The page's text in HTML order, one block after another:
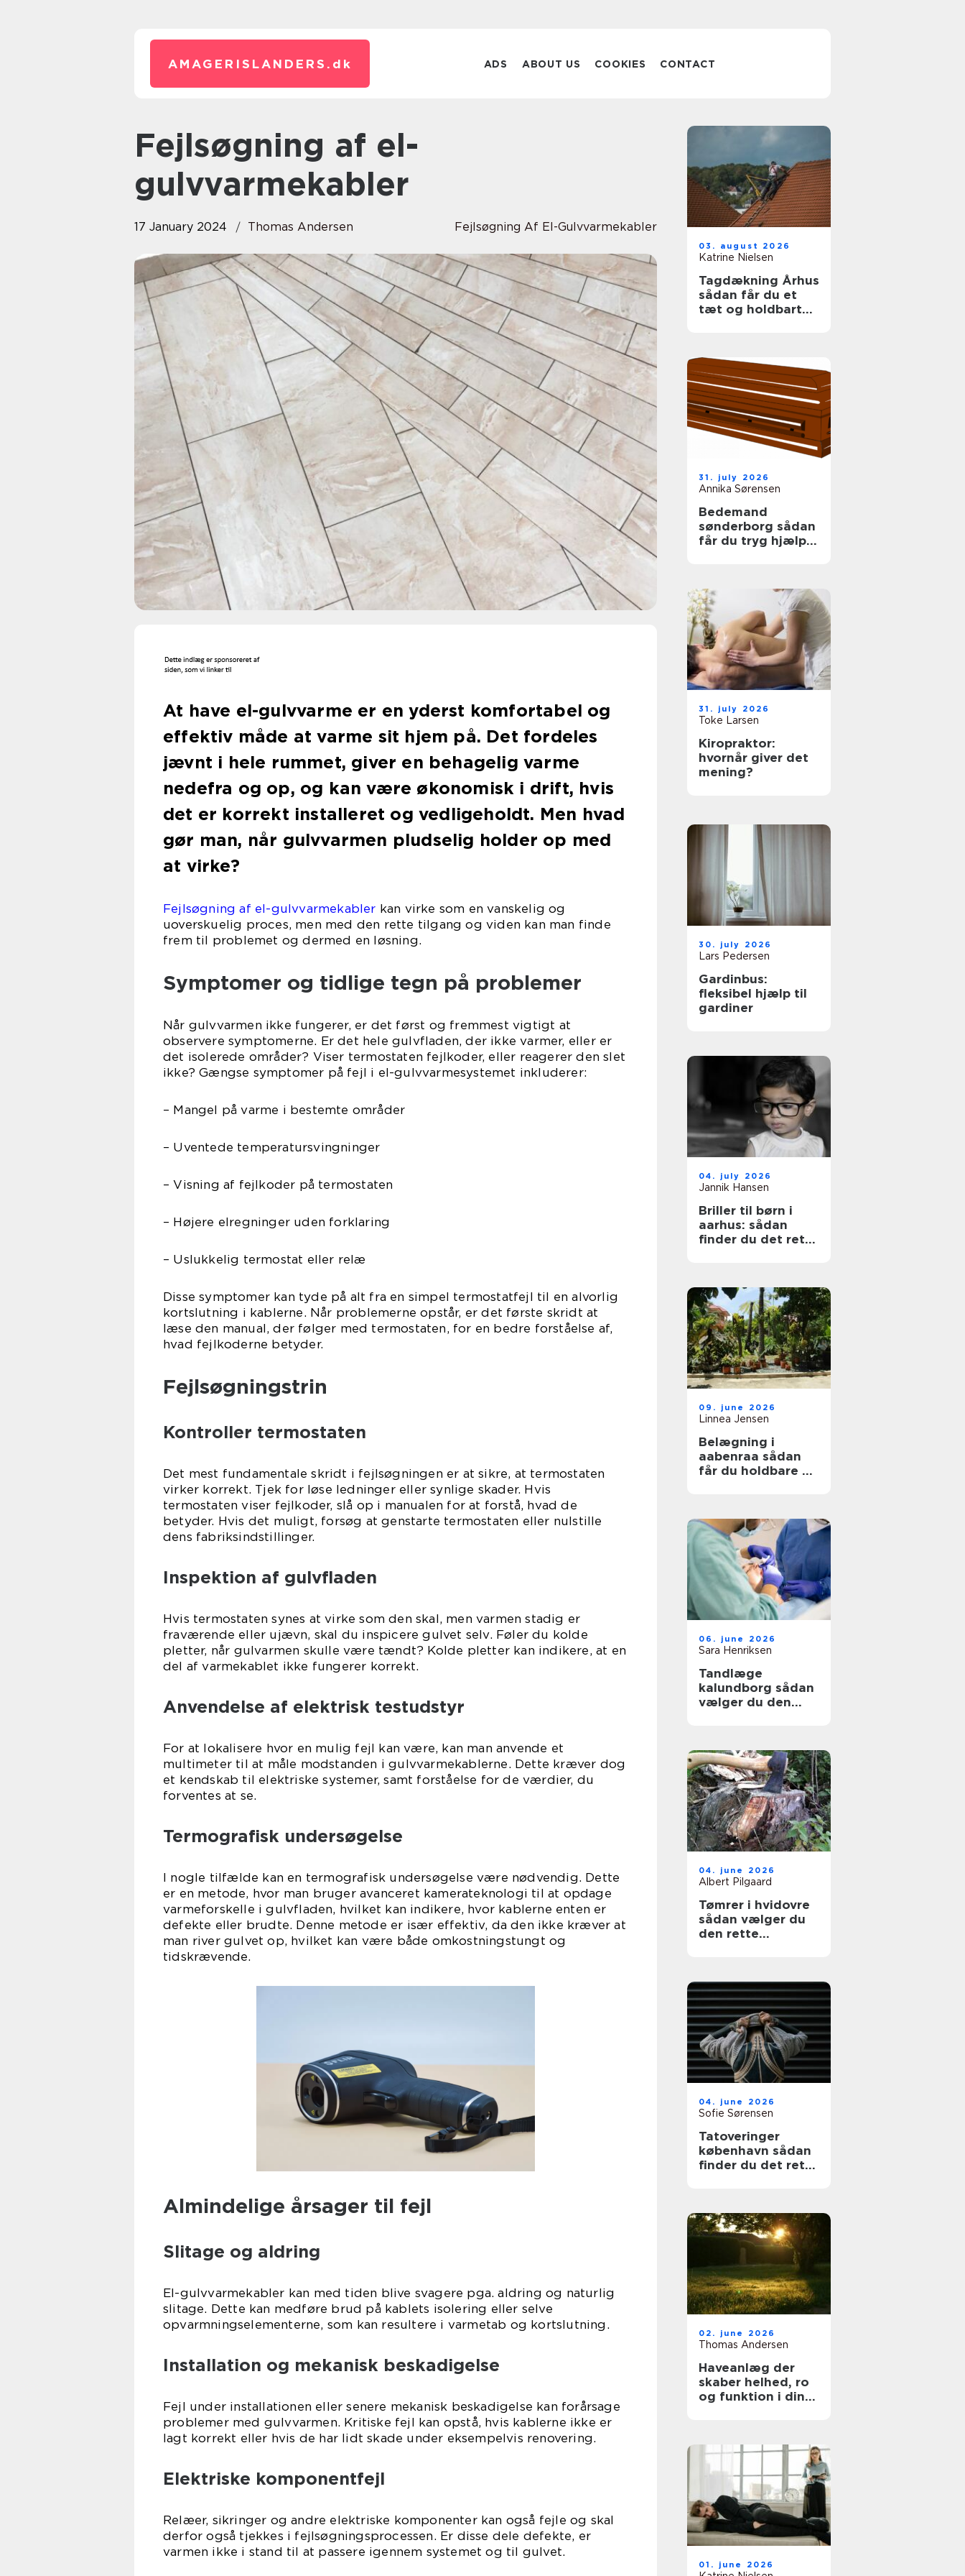
AMAGERISLANDERS. dk ADS ABOUT US COOKIES CONTACT
Fejlsøgning af el-
gulvvarmekabler
17 January 2024 Thomas Andersen Fejlsøgning Af El-Gulvvarmekabler
At have el-gulvvarme er en yderst komfortabel og
effektiv måde at varme sit hjem på. Det fordeles
jævnt i hele rummet, giver en behagelig varme
nedefra og op, og kan være økonomisk i drift, hvis
det er korrekt installeret og vedligeholdt. Men hvad
gør man, når gulvvarmen pludselig holder op med
at virke?
Fejlsøgning af el-gulvvarmekabler kan virke som en vanskelig og
uoverskuelig proces, men med den rette tilgang og viden kan man finde
frem til problemet og dermed en løsning.
Symptomer og tidlige tegn på problemer
Når gulvvarmen ikke fungerer, er det først og fremmest vigtigt at
observere symptomerne. Er det hele gulvfladen, der ikke varmer, eller er
det isolerede områder? Viser termostaten fejlkoder, eller reagerer den slet
ikke? Gængse symptomer på fejl i el-gulvvarmesystemet inkluderer:
– Mangel på varme i bestemte områder
– Uventede temperatursvingninger
– Visning af fejlkoder på termostaten
– Højere elregninger uden forklaring
– Uslukkelig termostat eller relæ
Disse symptomer kan tyde på alt fra en simpel termostatfejl til en alvorlig
kortslutning i kablerne. Når problemerne opstår, er det første skridt at
læse den manual, der følger med termostaten, for en bedre forståelse af,
hvad fejlkoderne betyder.
Fejlsøgningstrin
Kontroller termostaten
Det mest fundamentale skridt i fejlsøgningen er at sikre, at termostaten
virker korrekt. Tjek for løse ledninger eller synlige skader. Hvis
termostaten viser fejlkoder, slå op i manualen for at forstå, hvad de
betyder. Hvis det muligt, forsøg at genstarte termostaten eller nulstille
dens fabriksindstillinger.
Inspektion af gulvfladen
Hvis termostaten synes at virke som den skal, men varmen stadig er
fraværende eller ujævn, skal du inspicere gulvet selv. Føler du kolde
pletter, når gulvarmen skulle være tændt? Kolde pletter kan indikere, at en
del af varmekablet ikke fungerer korrekt.
Anvendelse af elektrisk testudstyr
For at lokalisere hvor en mulig fejl kan være, kan man anvende et
multimeter til at måle modstanden i gulvvarmekablerne. Dette kræver dog
et kendskab til elektriske systemer, samt forståelse for de værdier, du
forventes at se.
Termografisk undersøgelse
I nogle tilfælde kan en termografisk undersøgelse være nødvendig. Dette
er en metode, hvor man bruger avanceret kamerateknologi til at opdage
varmeforskelle i gulvfladen, hvilket kan indikere, hvor kablerne enten er
defekte eller brudte. Denne metode er især effektiv, da den ikke kræver at
man river gulvet op, hvilket kan være både omkostningstungt og
tidskrævende.
Almindelige årsager til fejl
Slitage og aldring
El-gulvvarmekabler kan med tiden blive svagere pga. aldring og naturlig
slitage. Dette kan medføre brud på kablets isolering eller selve
opvarmningselementerne, som kan resultere i varmetab og kortslutning.
Installation og mekanisk beskadigelse
Fejl under installationen eller senere mekanisk beskadigelse kan forårsage
problemer med gulvvarmen. Kritiske fejl kan opstå, hvis kablerne ikke er
lagt korrekt eller hvis de har lidt skade under eksempelvis renovering.
Elektriske komponentfejl
Relæer, sikringer og andre elektriske komponenter kan også fejle og skal
derfor også tjekkes i fejlsøgningsprocessen. Er disse dele defekte, er
varmen ikke i stand til at passere igennem systemet og til gulvet.
03. august 2026
Katrine Nielsen
Tagdækning Århus
sådan får du et
tæt og holdbart
31. july 2026
Annika Sørensen
Bedemand
sønderborg sådan
får du tryg hjælp i
31. july 2026
Toke Larsen
Kiropraktor:
hvornår giver det
mening?
30. july 2026
Lars Pedersen
Gardinbus:
fleksibel hjælp til
gardiner
04. july 2026
Jannik Hansen
Briller til børn i
aarhus: sådan
finder du det rette
09. june 2026
Linnea Jensen
Belægning i
aabenraa sådan
får du holdbare og
06. june 2026
Sara Henriksen
Tandlæge
kalundborg sådan
vælger du den
04. june 2026
Albert Pilgaard
Tømrer i hvidovre
sådan vælger du
den rette
04. june 2026
Sofie Sørensen
Tatoveringer
københavn sådan
finder du det rette
02. june 2026
Thomas Andersen
Haveanlæg der
skaber helhed, ro
og funktion i din
01. june 2026